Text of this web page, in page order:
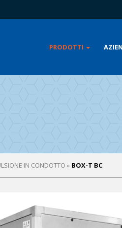
PRODOTTI
IN CONDOTTO » BOX-T BC